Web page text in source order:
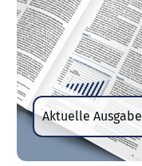
Aktuelle Ausgabe